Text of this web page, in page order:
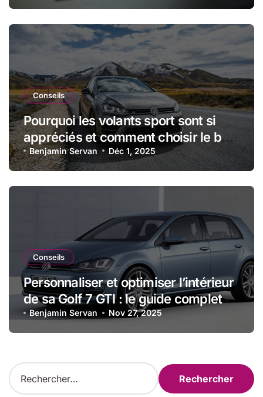
Conseils
Pourquoi les volants sport sont si
appréciés et comment choisir le bon
modèle
Benjamin Servan Déc 1, 2025
Conseils
Personnaliser et optimiser l’intérieur
de sa Golf 7 GTI : le guide complet
Benjamin Servan Nov 27, 2025
R
e